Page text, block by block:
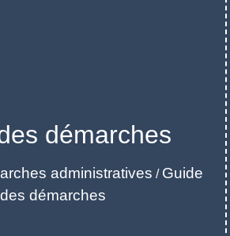
démarches
administratives / Guide
des démarches